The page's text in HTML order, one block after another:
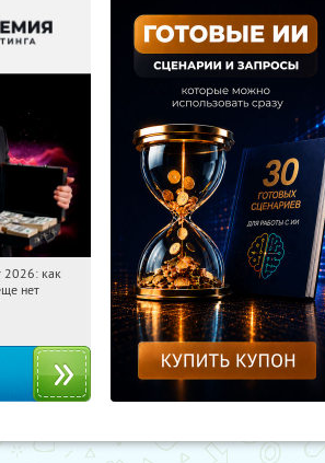
Получили:
2026: как
нет